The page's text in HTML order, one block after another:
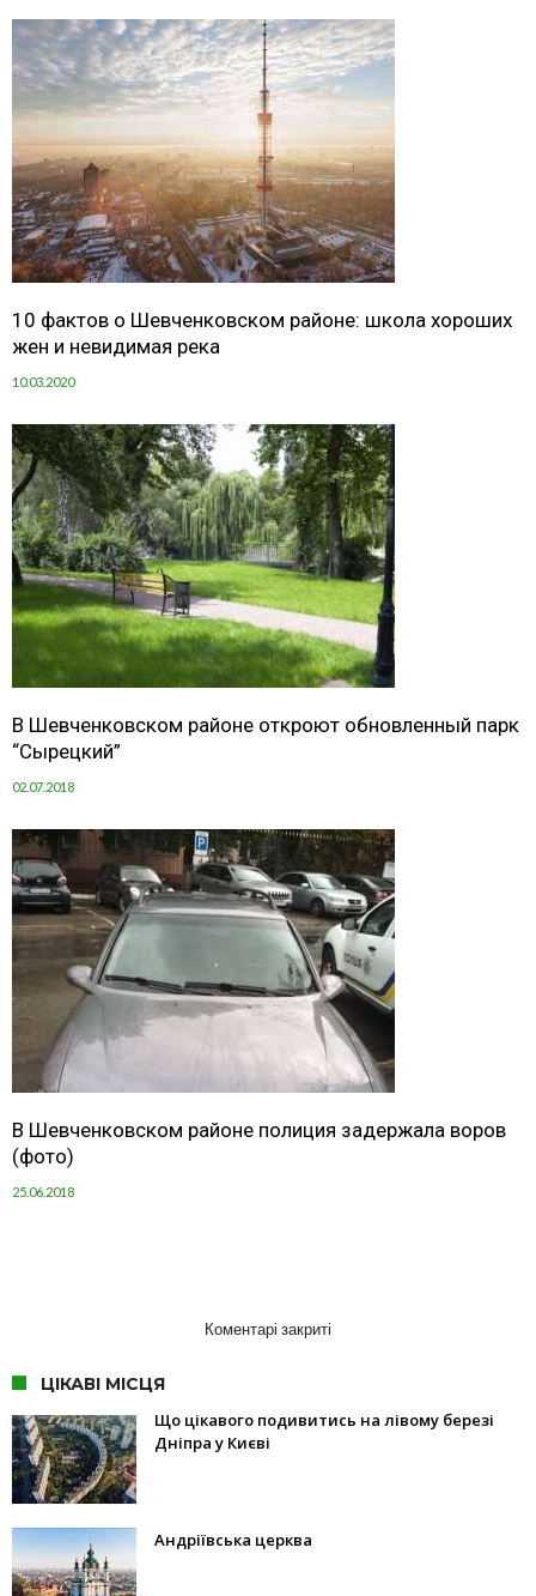
10 фактов о Шевченковском районе: школа хороших
жен и невидимая река
10.03.2020
В Шевченковском районе откроют обновленный парк
“Сырецкий”
02.07.2018
В Шевченковском районе полиция задержала воров
(фото)
25.06.2018
Коментарі закриті
ЦІКАВІ МІСЦЯ
Що цікавого подивитись на лівому березі
Дніпра у Києві
Андріївська церква